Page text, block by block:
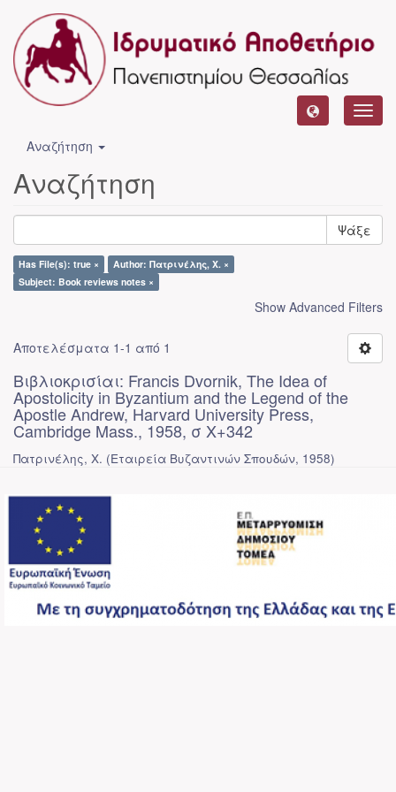
Αναζήτηση
Αναζήτηση
Ψάξε
Has File(s): true ×
Author: Πατρινέλης, Χ. ×
Subject: Book reviews notes ×
Show Advanced Filters
Αποτελέσματα 1-1 από 1
Βιβλιοκρισίαι: Francis Dvornik, The Idea of
Apostolicity in Byzantium and the Legend of the
Apostle Andrew, Harvard University Press,
Cambridge Mass., 1958, σ X+342
Πατρινέλης, Χ. (Εταιρεία Βυζαντινών Σπουδών, 1958)